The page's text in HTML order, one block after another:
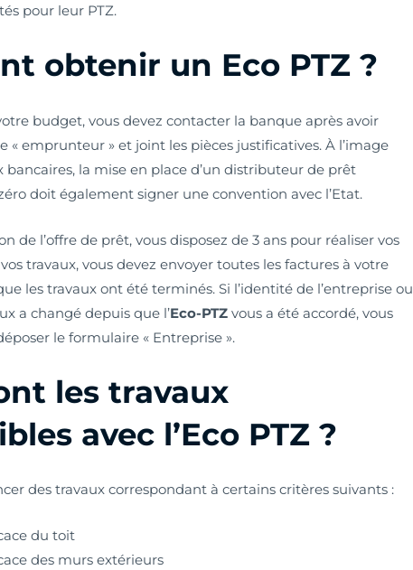
pour leur PTZ.
obtenir un Eco PTZ ?
budget, vous devez contacter la banque après avoir
« emprunteur » et joint les pièces justificatives. À l’image
bancaires, la mise en place d’un distributeur de prêt
doit également signer une convention avec l’Etat.
de l’offre de prêt, vous disposez de 3 ans pour réaliser vos
travaux, vous devez envoyer toutes les factures à votre
les travaux ont été terminés. Si l’identité de l’entreprise ou
a changé depuis que l’Eco-PTZvous a été accordé, vous
le formulaire « Entreprise ».
les travaux
avec l’Eco PTZ ?
des travaux correspondant à certains critères suivants :
du toit
des murs extérieurs